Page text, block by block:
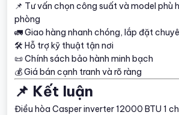
📌 Tư vấn chọn công suất và model phù
phòng
🚛 Giao hàng nhanh chóng, lắp đặt
🛠 Hỗ trợ kỹ thuật tận nơi
📜 Chính sách bảo hành minh bạch
💰 Giá bán cạnh tranh và rõ ràng
📌 Kết luận
Điều hòa Casper inverter 12000 BTU 1